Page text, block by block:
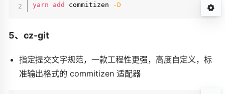
yarn
add commitizen -D
5、cz-git
指定提交文字规范，一款工程性更强，高度自定义，标
准输出格式的 commitizen 适配器